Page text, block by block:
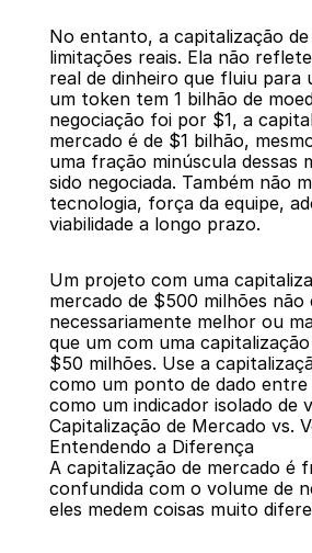
No entanto, a capitalização
limitações reais. Ela não
real de dinheiro que fluiu para
um token tem 1 bilhão de
negociação foi por $1, a
mercado é de $1 bilhão,
uma fração minúscula dessas
sido negociada. Também não
tecnologia, força da equipe,
viabilidade a longo prazo.
Um projeto com uma
mercado de $500 milhões não
necessariamente melhor ou
que um com uma
$50 milhões. Use a
como um ponto de dado
como um indicador isolado de
Capitalização de Mercado vs.
Entendendo a Diferença
A capitalização de mercado é
confundida com o volume de
eles medem coisas muito